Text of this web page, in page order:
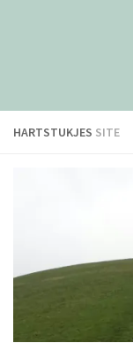
HARTSTUKJES SITE